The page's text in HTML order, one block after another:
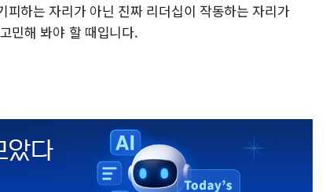
하는 자리가 아닌 진짜 리더십이 작동하는 자리가
민해 봐야 할 때입니다.